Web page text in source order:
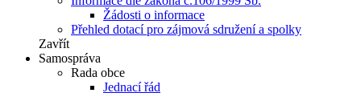
Žádosti o informace
Přehled dotací pro zájmová sdružení a spolky
Zavřít
Samospráva
Rada obce
Jednací řád